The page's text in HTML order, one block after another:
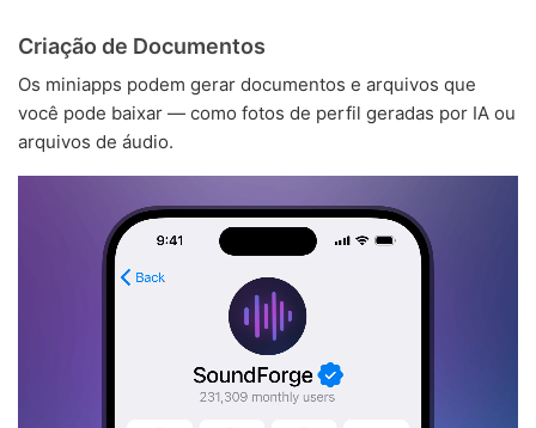
Criação de Documentos
Os miniapps podem gerar documentos e arquivos que
você pode baixar — como fotos de perfil geradas por IA ou
arquivos de áudio.